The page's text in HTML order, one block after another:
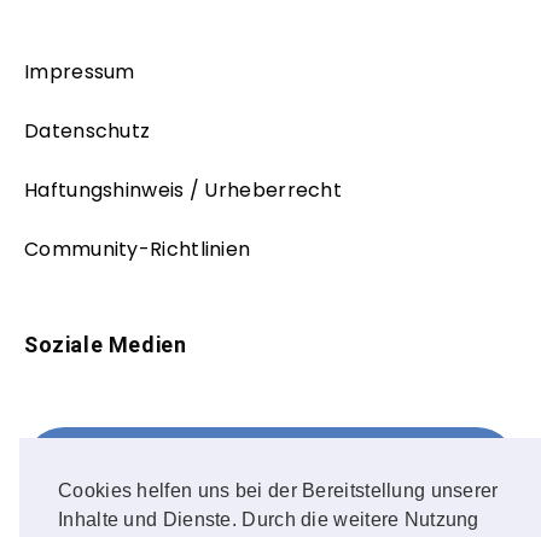
Cookies helfen uns bei der Bereitstellung unserer
Inhalte und Dienste. Durch die weitere Nutzung
Impressum
Datenschutz
Haftungshinweis / Urheberrecht
Community-Richtlinien
Soziale Medien
FOLLOW ME!